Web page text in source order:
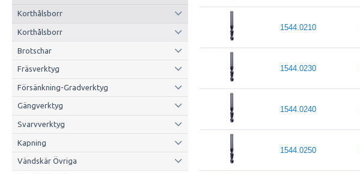
Korthålsborr
Korthålsborr
Brotschar
Fräsverktyg
Försänkning-Gradverktyg
Gängverktyg
Svarvverktyg
Kapning
Vändskär Övriga
1544.0210
1544.0230
1544.0240
1544.0250